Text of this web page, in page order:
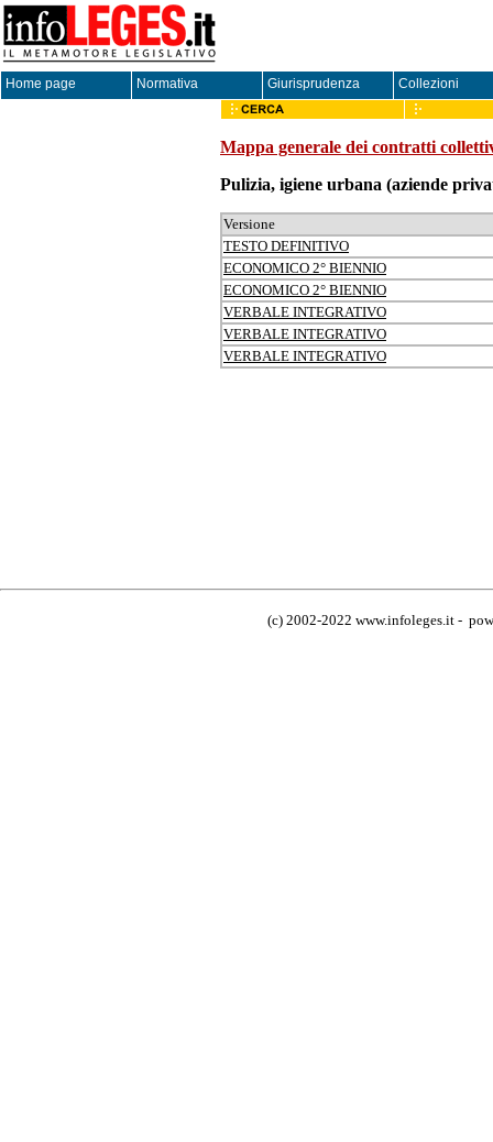
Home page Normativa Giurisprudenza Collezioni
Mappa generale dei contratti
Pulizia, igiene urbana (aziende
Versione
TESTO DEFINITIVO
ECONOMICO 2° BIENNIO
ECONOMICO 2° BIENNIO
VERBALE INTEGRATIVO
VERBALE INTEGRATIVO
VERBALE INTEGRATIVO
(c) 2002-2022 www.infoleges.it -